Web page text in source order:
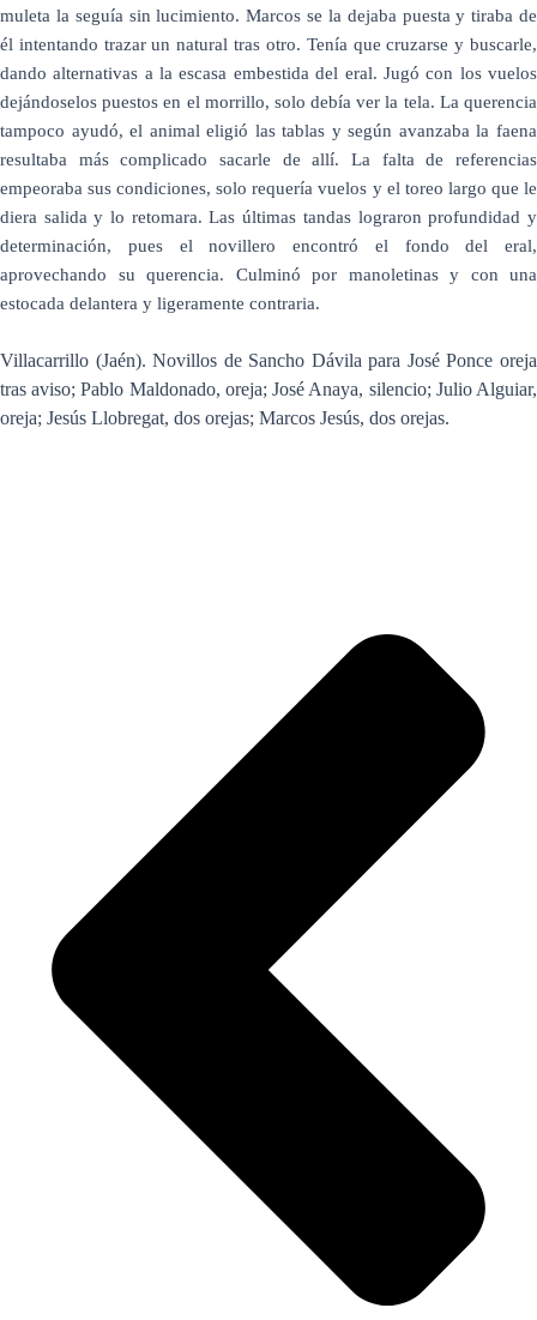
muleta la seguía sin lucimiento. Marcos se la dejaba puesta y tiraba de
él intentando trazar un natural tras otro. Tenía que cruzarse y buscarle,
dando alternativas a la escasa embestida del eral. Jugó con los vuelos
dejándoselos puestos en el morrillo, solo debía ver la tela. La querencia
tampoco ayudó, el animal eligió las tablas y según avanzaba la faena
resultaba más complicado sacarle de allí. La falta de referencias
empeoraba sus condiciones, solo requería vuelos y el toreo largo que le
diera salida y lo retomara. Las últimas tandas lograron profundidad y
determinación, pues el novillero encontró el fondo del eral,
aprovechando su querencia. Culminó por manoletinas y con una
estocada delantera y ligeramente contraria.
Villacarrillo (Jaén). Novillos de Sancho Dávila para José Ponce oreja
tras aviso; Pablo Maldonado, oreja; José Anaya, silencio; Julio Alguiar,
oreja; Jesús Llobregat, dos orejas; Marcos Jesús, dos orejas.